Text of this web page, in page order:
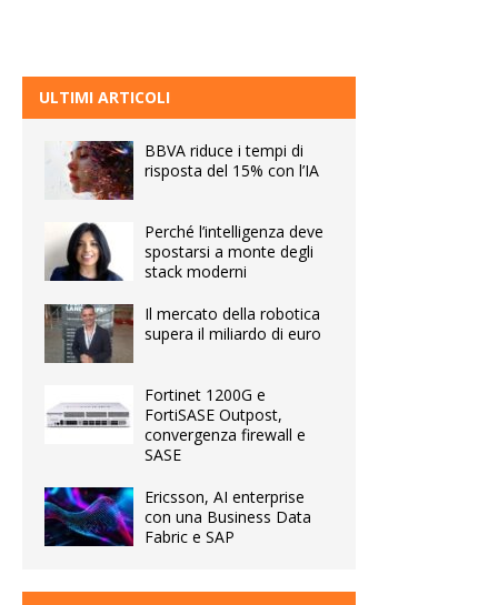
ULTIMI ARTICOLI
BBVA riduce i tempi di
risposta del 15% con l’IA
Perché l’intelligenza deve
spostarsi a monte degli
stack moderni
Il mercato della robotica
supera il miliardo di euro
Fortinet 1200G e
FortiSASE Outpost,
convergenza firewall e
SASE
Ericsson, AI enterprise
con una Business Data
Fabric e SAP